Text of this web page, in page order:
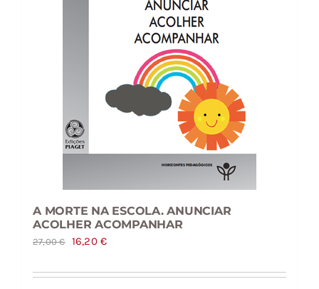
A MORTE NA ESCOLA. ANUNCIAR
ACOLHER ACOMPANHAR
27,00€
O
original
16,20€O
atual